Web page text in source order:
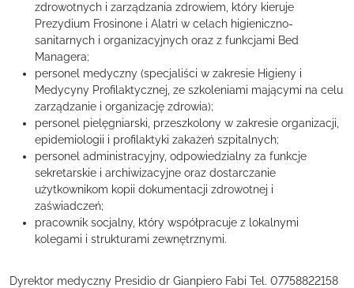
zdrowotnych i zarządzania zdrowiem, który kieruje
Prezydium Frosinone i Alatri w celach higieniczno-
sanitarnych i organizacyjnych oraz z funkcjami Bed
Managera;
personel medyczny (specjaliści w zakresie Higieny i
Medycyny Profilaktycznej, ze szkoleniami mającymi na celu
zarządzanie i organizację zdrowia);
personel pielęgniarski, przeszkolony w zakresie organizacji,
epidemiologii i profilaktyki zakażeń szpitalnych;
personel administracyjny, odpowiedzialny za funkcje
sekretarskie i archiwizacyjne oraz dostarczanie
użytkownikom kopii dokumentacji zdrowotnej i
zaświadczeń;
pracownik socjalny, który współpracuje z lokalnymi
kolegami i strukturami zewnętrznymi.
Dyrektor medyczny Presidio dr Gianpiero Fabi Tel. 07758822158